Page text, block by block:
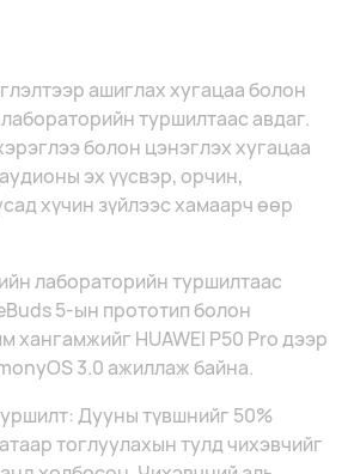
ашиглах хугацаа болон
туршилтаас авдаг.
болон цэнэглэх хугацаа
эх үүсвэр, орчин,
хүчин зүйлээс хамаарч өөр
лабораторийн туршилтаас
5-ын прототип болон
хангамжийг HUAWEI P50 Pro дээр
3.0 ажиллаж байна.
Дууны түвшнийг 50%
тоглуулахын тулд чихэвчийг